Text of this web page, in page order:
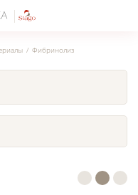
Фибринолиз